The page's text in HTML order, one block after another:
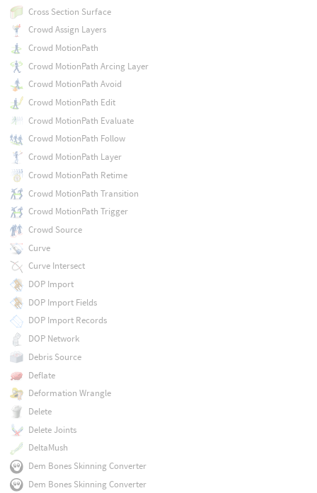
Cross Section Surface
Crowd Assign Layers
Crowd MotionPath
Crowd MotionPath Arcing Layer
Crowd MotionPath Avoid
Crowd MotionPath Edit
Crowd MotionPath Evaluate
Crowd MotionPath Follow
Crowd MotionPath Layer
Crowd MotionPath Retime
Crowd MotionPath Transition
Crowd MotionPath Trigger
Crowd Source
Curve
Curve Intersect
DOP Import
DOP Import Fields
DOP Import Records
DOP Network
Debris Source
Deflate
Deformation Wrangle
Delete
Delete Joints
DeltaMush
Dem Bones Skinning Converter
Dem Bones Skinning Converter